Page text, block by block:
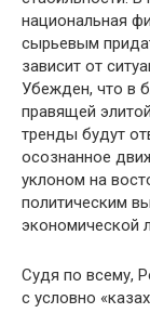
национальная
сырьевым
зависит от
Убежден, что в
правящей
тренды будут
осознанное
уклоном на
политическим
экономической
Судя по всему,
с условно